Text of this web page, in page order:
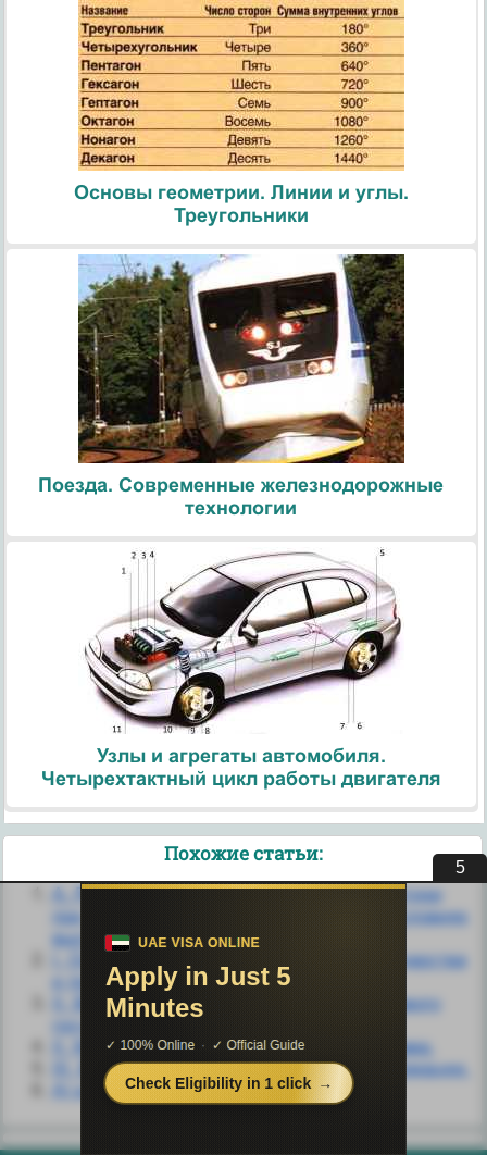
Основы геометрии. Линии и углы.
Треугольники
Поезда. Современные железнодорожные
технологии
Узлы и агрегаты автомобиля.
Четырехтактный цикл работы двигателя
Похожие статьи:
A. Результаты макроэкономической политики
при фиксированном валютном курсе в условиях
высокой мобильности капитала
I. Основные теории происхождения государства
и права.
II. Возникновение и развитие идеи правового
государства.
II. Методология теории государства и права.
III. Виды денег, особенности их трансформации.
А) в амбулаторных условиях
4